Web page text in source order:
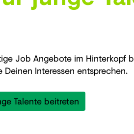
Job Angebote im Hinterkopf
Interessen entsprechen.
Talente beitreten